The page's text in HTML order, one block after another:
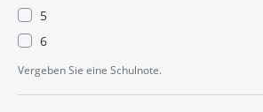
5
6
Pflichtangabe
Vergeben Sie eine Schulnote.